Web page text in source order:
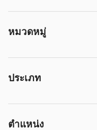
หมวดหมู่
ประเภท
ตำแหน่ง